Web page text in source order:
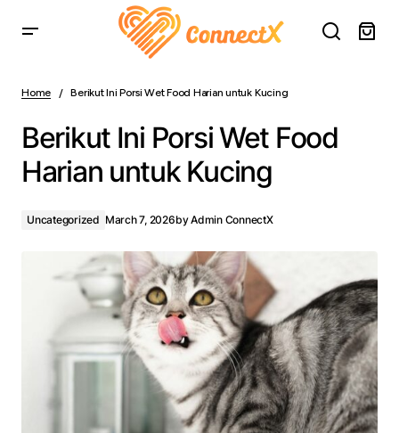
Home Berikut Ini Porsi Wet Food Harian untuk Kucing
Berikut Ini Porsi Wet Food
Harian untuk Kucing
Uncategorized March 7, 2026byAdmin ConnectX